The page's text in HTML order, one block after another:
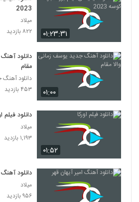
۰۱:۲۳:۳۱
2023
میلاد
۸۲۲ بازدید
۰۱:۰۰
دانلود
مقام
۴۵۳ بازدید
۰۱:۵۲
دانلود فیلم
میلاد
۱,۱۹۳ بازدید
دانلود آهنگ
میلاد
۹۵۶ بازدید